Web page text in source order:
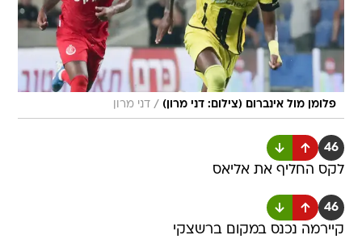
פלומן מול אינברום (צילום: דני מרון) / דני מרון
46
לקס החליף את אליאס
46
קיירמה נכנס במקום ברשצקי